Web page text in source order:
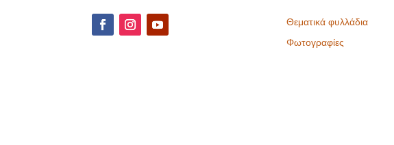
Θεματικά φυλλάδια
Φωτογραφίες